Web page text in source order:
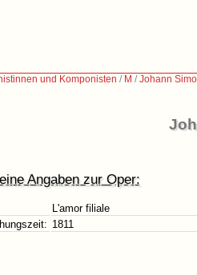
und Komponisten / M /Johann
Angaben zur Oper:
L'amor filiale
1811